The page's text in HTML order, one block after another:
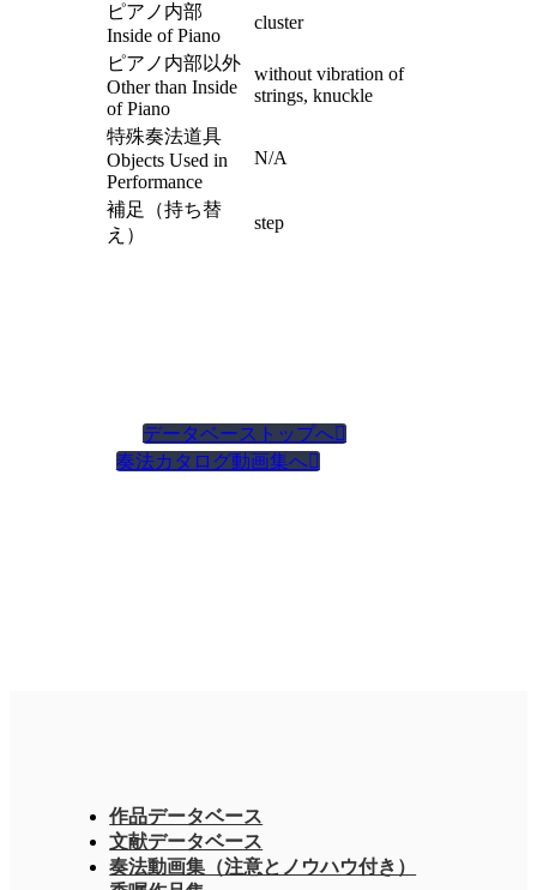
ピアノ内部
Inside of Piano
cluster
ピアノ内部以外
Other than Inside
of Piano
without vibration of
strings, knuckle
特殊奏法道具
Objects Used in
Performance
N/A
補足（持ち替
え）
step
データベーストップへ
奏法カタログ動画集へ
作品データベース
文献データベース
奏法動画集（注意とノウハウ付き）